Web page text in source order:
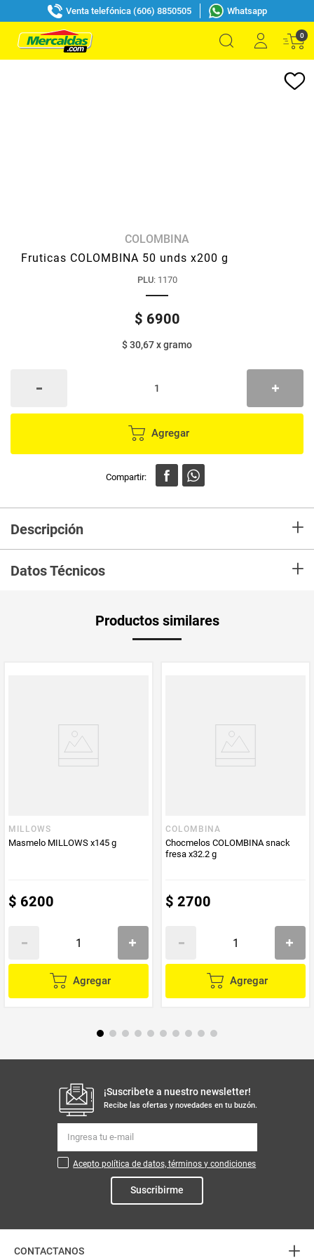
Venta telefónica (606) 8850505 Whatsapp
0
COLOMBINA
Fruticas COLOMBINA 50 unds x200 g
PLU: 1170
$ 6900
$ 30,67xgramo
Agregar
Descripción +
Datos Técnicos +
Producto (kg)
Productos similares
MILLOWS
Masmelo MILLOWS x145 g
$ 6200
Agregar
COLOMBINA
Chocmelos COLOMBINA snack
fresa x32.2 g
$ 2700
Agregar
¡Suscribete a nuestro newsletter!
Recibe las ofertas y novedades en tu buzón.
Acepto política de datos, términos y condiciones
Suscribirme
CONTACTANOS +